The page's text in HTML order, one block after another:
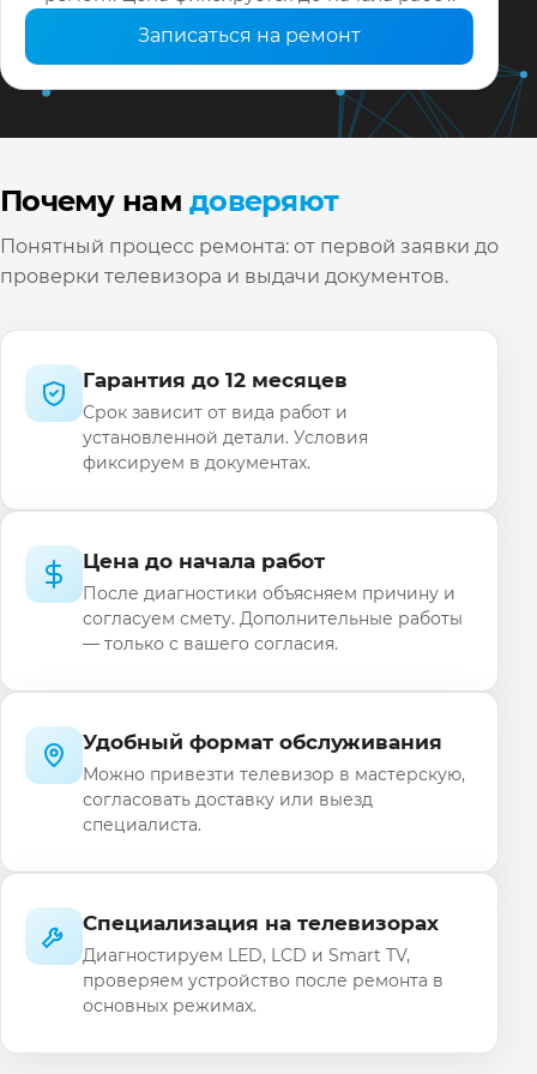
Записаться на ремонт
Почему намдоверяют
Понятный процесс ремонта: от первой заявки до
проверки телевизора и выдачи документов.
Гарантия до 12 месяцев
Срок зависит от вида работ и
установленной детали. Условия
фиксируем в документах.
Цена до начала работ
После диагностики объясняем причину и
согласуем смету. Дополнительные работы
— только с вашего согласия.
Удобный формат обслуживания
Можно привезти телевизор в мастерскую,
согласовать доставку или выезд
специалиста.
Специализация на телевизорах
Диагностируем LED, LCD и Smart TV,
проверяем устройство после ремонта в
основных режимах.